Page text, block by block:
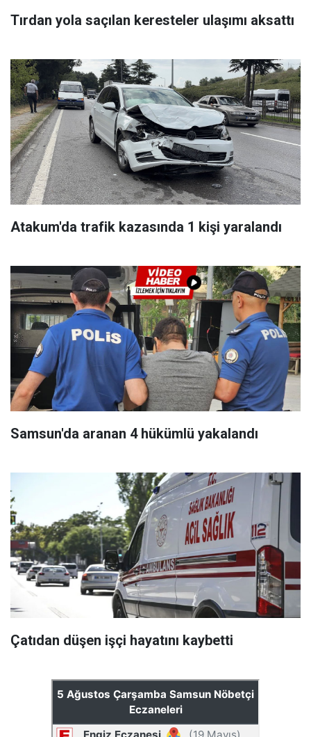
Tırdan yola saçılan keresteler ulaşımı aksattı
Atakum'da trafik kazasında 1 kişi yaralandı
Samsun'da aranan 4 hükümlü yakalandı
Çatıdan düşen işçi hayatını kaybetti